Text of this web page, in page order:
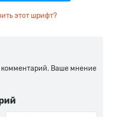
этот шрифт?
комментарий. Ваше мнение